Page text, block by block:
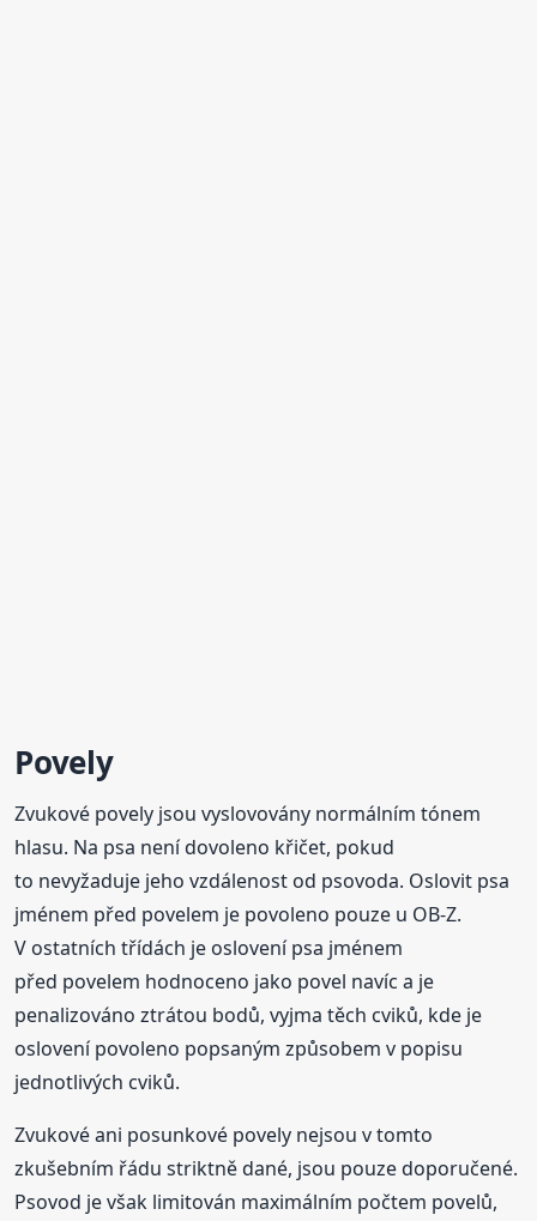
Povely
Zvukové povely jsou vyslovovány normálním tónem
hlasu. Na psa není dovoleno křičet, pokud
to nevyžaduje jeho vzdálenost od psovoda. Oslovit psa
jménem před povelem je povoleno pouze u OB-Z.
V ostatních třídách je oslovení psa jménem
před povelem hodnoceno jako povel navíc a je
penalizováno ztrátou bodů, vyjma těch cviků, kde je
oslovení povoleno popsaným způsobem v popisu
jednotlivých cviků.
Zvukové ani posunkové povely nejsou v tomto
zkušebním řádu striktně dané, jsou pouze doporučené.
Psovod je však limitován maximálním počtem povelů,